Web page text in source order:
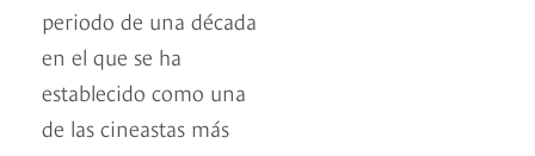
periodo de una década
en el que se ha
establecido como una
de las cineastas más